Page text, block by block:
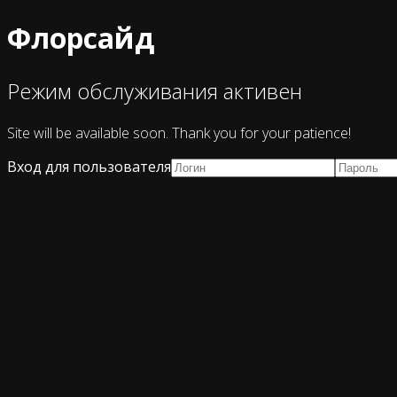
Флорсайд
Режим обслуживания активен
Site will be available soon. Thank you for your patience!
Вход для пользователя